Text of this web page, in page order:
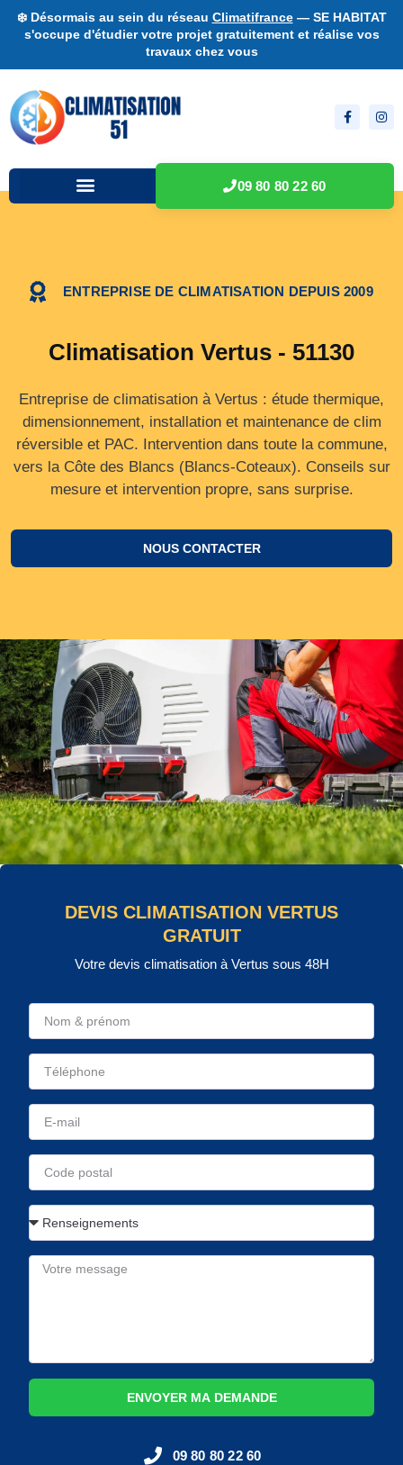
❄️ Désormais au sein du réseau Climatifrance— SE HABITAT
s'occupe d'étudier votre projet gratuitement et réalise vos
travaux chez vous
09 80 80 22 60
ENTREPRISE DE CLIMATISATION DEPUIS 2009
Climatisation Vertus - 51130
Entreprise de climatisation à Vertus : étude thermique,
dimensionnement, installation et maintenance de clim
réversible et PAC. Intervention dans toute la commune,
vers la Côte des Blancs (Blancs‑Coteaux). Conseils sur
mesure et intervention propre, sans surprise.
NOUS CONTACTER
DEVIS CLIMATISATION VERTUS
GRATUIT
Votre devis climatisation à Vertus sous 48H
ENVOYER MA DEMANDE
09 80 80 22 60